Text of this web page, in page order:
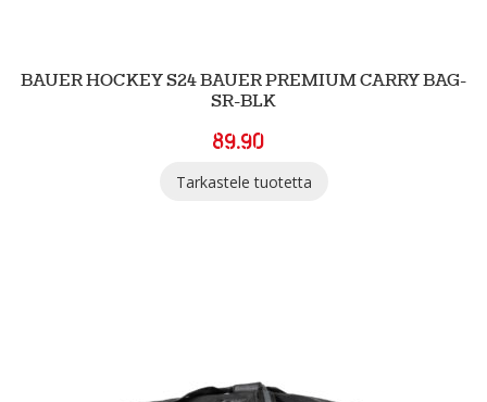
BAUER HOCKEY S24 BAUER PREMIUM CARRY BAG-
SR-BLK
89.90
Tarkastele tuotetta